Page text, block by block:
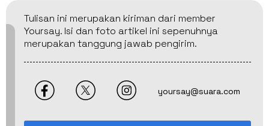
Tulisan ini merupakan kiriman dari member
Yoursay. Isi dan foto artikel ini sepenuhnya
merupakan tanggung jawab pengirim.
yoursay@suara.com